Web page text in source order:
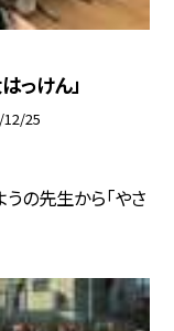
っけん」
25
の先生から「やさ